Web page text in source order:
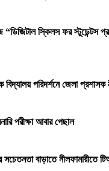
“ডিজিটাল স্কিলস ফর স্টুডেন্টস
বিদ্যালয় পরিদর্শনে জেলা প্রশাসক
পরীক্ষা আবার পেছাল
সচেতনতা বাড়াতে নীলফামারীতে